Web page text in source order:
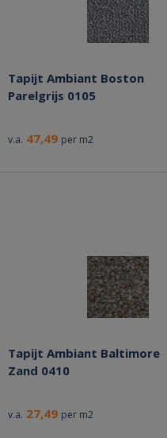
Tapijt Ambiant Boston
Parelgrijs 0105
v.a. 47,49 per m2
Tapijt Ambiant Baltimore
Zand 0410
v.a. 27,49 per m2